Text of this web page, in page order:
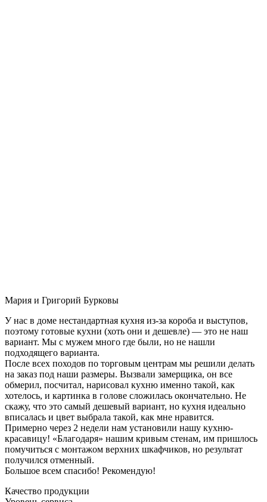
Мария и Григорий Бурковы
У нас в доме нестандартная кухня из-за короба и выступов,
поэтому готовые кухни (хоть они и дешевле) — это не наш
вариант. Мы с мужем много где были, но не нашли
подходящего варианта.
После всех походов по торговым центрам мы решили делать
на заказ под наши размеры. Вызвали замерщика, он все
обмерил, посчитал, нарисовал кухню именно такой, как
хотелось, и картинка в голове сложилась окончательно. Не
скажу, что это самый дешевый вариант, но кухня идеально
вписалась и цвет выбрала такой, как мне нравится.
Примерно через 2 недели нам установили нашу кухню-
красавицу! «Благодаря» нашим кривым стенам, им пришлось
помучиться с монтажом верхних шкафчиков, но результат
получился отменный.
Большое всем спасибо! Рекомендую!
Качество продукции